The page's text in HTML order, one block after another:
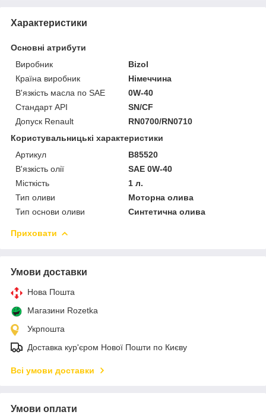
Характеристики
Основні атрибути
Виробник
Bizol
Країна виробник
Німеччина
В'язкість масла по SAE
0W-40
Стандарт API
SN/CF
Допуск Renault
RN0700/RN0710
Користувальницькі характеристики
Артикул
B85520
В'язкість олії
SAE 0W-40
Місткість
1 л.
Тип оливи
Моторна олива
Тип основи оливи
Синтетична олива
Приховати
Умови доставки
Нова Пошта
Магазини Rozetka
Укрпошта
Доставка кур'єром Нової Пошти по Києву
Всі умови доставки
Умови оплати